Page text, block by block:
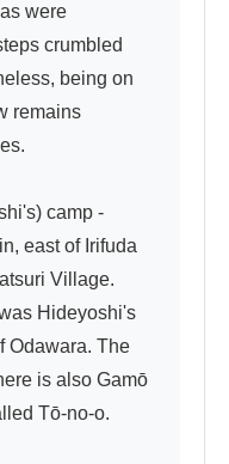
were
crumbled
being on
remains
camp -
east of Irifuda
Village.
Hideyoshi's
Odawara. The
is also Gamō
Tō-no-o.